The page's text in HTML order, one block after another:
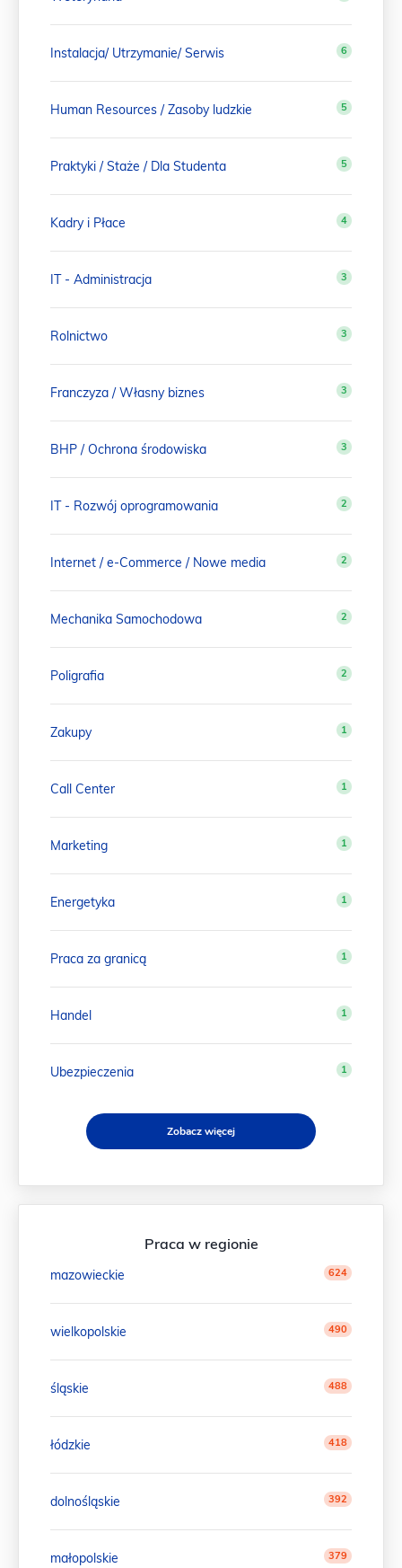
Instalacja/ Utrzymanie/ Serwis 6
Human Resources / Zasoby ludzkie 5
Praktyki / Staże / Dla Studenta 5
Kadry i Płace 4
IT - Administracja 3
Rolnictwo 3
Franczyza / Własny biznes 3
BHP / Ochrona środowiska 3
IT - Rozwój oprogramowania 2
Internet / e-Commerce / Nowe media 2
Mechanika Samochodowa 2
Poligrafia 2
Zakupy 1
Call Center 1
Marketing 1
Energetyka 1
Praca za granicą 1
Handel 1
Ubezpieczenia 1
Zobacz więcej
Praca w regionie
mazowieckie 624
wielkopolskie 490
śląskie 488
łódzkie 418
dolnośląskie 392
małopolskie 379